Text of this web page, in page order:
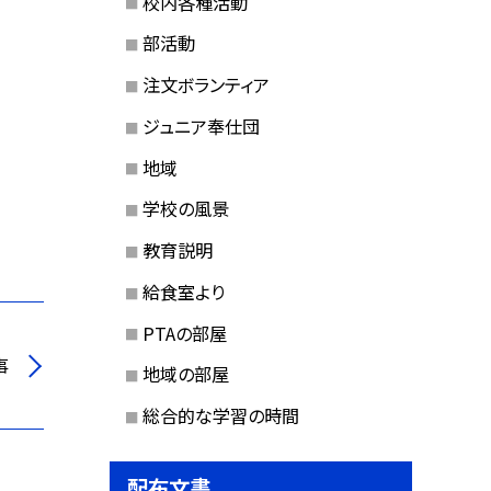
部活動
注文ボランティア
ジュニア奉仕団
地域
学校の風景
教育説明
給食室より
PTAの部屋
地域の部屋
総合的な学習の時間